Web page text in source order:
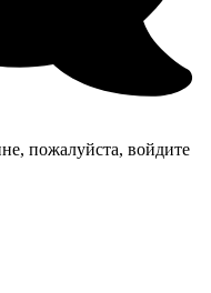
пожалуйста, войдите